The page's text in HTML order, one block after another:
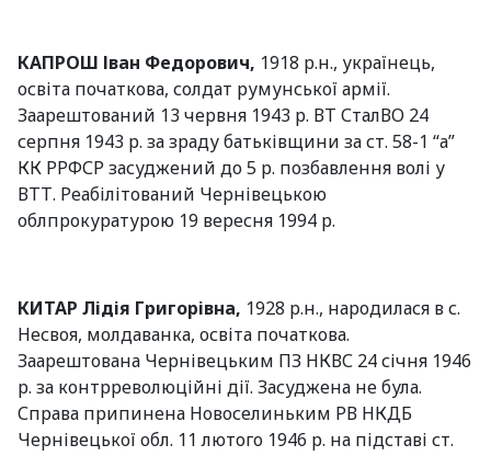
КАПРОШ Іван Федорович, 1918 р.н., українець,
освіта початкова, солдат румунської армії.
Заарештований 13 червня 1943 р. ВТ СталВО 24
серпня 1943 р. за зраду батьківщини за ст. 58-1 “а”
КК РРФСР засуджений до 5 р. позбавлення волі у
ВТТ. Реабілітований Чернівецькою
облпрокуратурою 19 вересня 1994 р.
КИТАР Лідія Григорівна, 1928 р.н., народилася в с.
Несвоя, молдаванка, освіта початкова.
Заарештована Чернівецьким ПЗ НКВС 24 січня 1946
р. за контрреволюційні дії. Засуджена не була.
Справа припинена Новоселиньким РВ НКДБ
Чернівецької обл. 11 лютого 1946 р. на підставі ст.